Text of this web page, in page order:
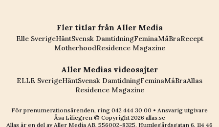
Fler titlar från Aller Media
Elle SverigeHäntSvensk DamtidningFeminaMåBraRecept
MotherhoodResidence Magazine
Aller Medias videosajter
ELLE SverigeHäntSvensk DamtidningFeminaMåBraAllas
Residence Magazine
För prenumerationsärenden, ring 042 444 30 00 • Ansvarig utgivare
Åsa Liliegren © Copyright2026 allas.se
Allas är en del av Aller Media AB, 556002-8325. Humlegårdsgatan 6, 114 46